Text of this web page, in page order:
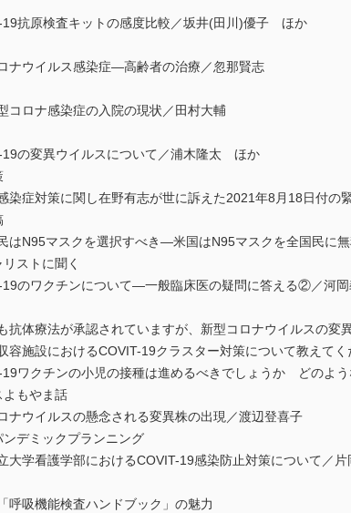
抗原検査キットの感度比較／坂井(田川)優子 ほか
ナウイルス感染症―高齢者の治療／忽那賢志
コロナ感染症の入院の現状／田村大輔
の変異ウイルスについて／浦木隆太 ほか
染症対策に関し在野有志が世に訴えた2021年8月18日付の
はN95マスクを選択すべき―米国はN95マスクを全国民に
ストに聞く
のワクチンについて―一般臨床医の疑問に答える②／河岡
抗体療法が承認されていますが、新型コロナウイルスの
容施設におけるCOVIT-19クラスター対策について教えて
19ワクチンの小児の接種は進めるべきでしょうか どのよ
よもやま話
ナウイルスの懸念される変異株の出現／渡辺登喜子
ンデミックプランニング
大学看護学部におけるCOVIT-19感染防止対策について／
呼吸機能検査ハンドブック」の魅力